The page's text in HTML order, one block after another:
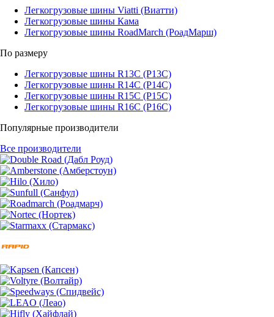
Легкогрузовые шины Viatti (Виатти)
Легкогрузовые шины Кама
Легкогрузовые шины RoadMarch (РоадМарш)
По размеру
Легкогрузовые шины R13C (Р13С)
Легкогрузовые шины R14C (Р14С)
Легкогрузовые шины R15C (Р15С)
Легкогрузовые шины R16C (Р16С)
Популярные производители
Все производители